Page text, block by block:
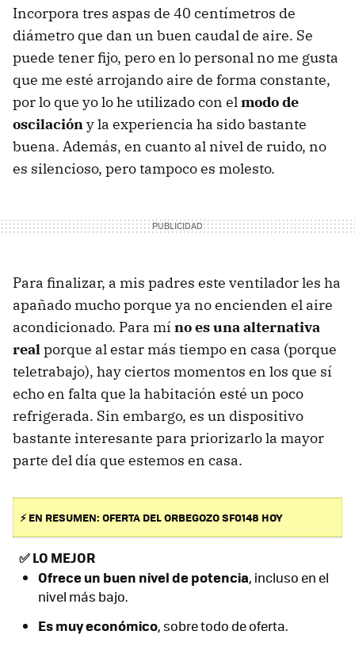
Incorpora tres aspas de 40 centímetros de
diámetro que dan un buen caudal de aire. Se
puede tener fijo, pero en lo personal no me gusta
que me esté arrojando aire de forma constante,
por lo que yo lo he utilizado con elmodo de
oscilacióny la experiencia ha sido bastante
buena. Además, en cuanto al nivel de ruido, no
es silencioso, pero tampoco es molesto.
Para finalizar, a mis padres este ventilador les ha
apañado mucho porque ya no encienden el aire
acondicionado. Para mí no es una alternativa
realporque al estar más tiempo en casa (porque
teletrabajo), hay ciertos momentos en los que sí
echo en falta que la habitación esté un poco
refrigerada. Sin embargo, es un dispositivo
bastante interesante para priorizarlo la mayor
parte del día que estemos en casa.
⚡ EN RESUMEN: OFERTA DEL ORBEGOZO SF0148 HOY
✅LO MEJOR
Ofrece un buen nivel de potencia, incluso en el
nivel más bajo.
Es muy económico, sobre todo de oferta.